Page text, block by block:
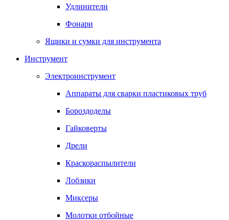
Удлинители
Фонари
Ящики и сумки для инструмента
Инструмент
Электроинструмент
Аппараты для сварки пластиковых труб
Бороздоделы
Гайковерты
Дрели
Краскораспылители
Лобзики
Миксеры
Молотки отбойные